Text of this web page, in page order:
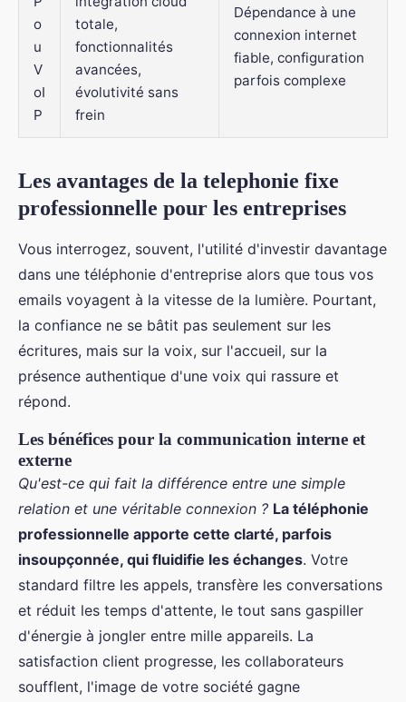
o
u
V
oI
P
totale,
fonctionnalités
avancées,
évolutivité sans
frein
Dépendance à une
connexion internet
fiable, configuration
parfois complexe
Les avantages de la telephonie fixe
professionnelle pour les entreprises
Vous interrogez, souvent, l'utilité d'investir davantage
dans une téléphonie d'entreprise alors que tous vos
emails voyagent à la vitesse de la lumière. Pourtant,
la confiance ne se bâtit pas seulement sur les
écritures, mais sur la voix, sur l'accueil, sur la
présence authentique d'une voix qui rassure et
répond.
Les bénéfices pour la communication interne et
externe
Qu'est-ce qui fait la différence entre une simple
relation et une véritable connexion ? La téléphonie
professionnelle apporte cette clarté, parfois
insoupçonnée, qui fluidifie les échanges. Votre
standard filtre les appels, transfère les conversations
et réduit les temps d'attente, le tout sans gaspiller
d'énergie à jongler entre mille appareils. La
satisfaction client progresse, les collaborateurs
soufflent, l'image de votre société gagne